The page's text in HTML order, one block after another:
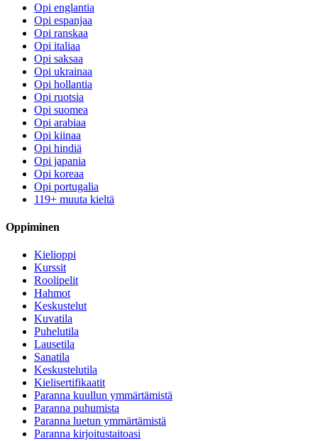
Opi englantia
Opi espanjaa
Opi ranskaa
Opi italiaa
Opi saksaa
Opi ukrainaa
Opi hollantia
Opi ruotsia
Opi suomea
Opi arabiaa
Opi kiinaa
Opi hindiä
Opi japania
Opi koreaa
Opi portugalia
119+ muuta kieltä
Oppiminen
Kielioppi
Kurssit
Roolipelit
Hahmot
Keskustelut
Kuvatila
Puhelutila
Lausetila
Sanatila
Keskustelutila
Kielisertifikaatit
Paranna kuullun ymmärtämistä
Paranna puhumista
Paranna luetun ymmärtämistä
Paranna kirjoitustaitoasi